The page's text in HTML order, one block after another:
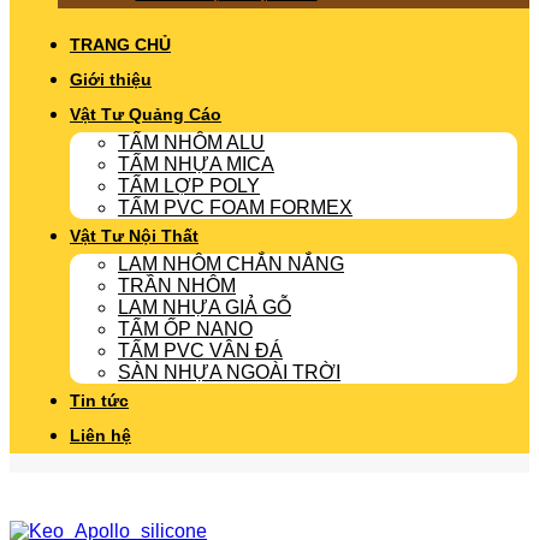
TRANG CHỦ
Giới thiệu
Vật Tư Quảng Cáo
TẤM NHÔM ALU
TẤM NHỰA MICA
TẤM LỢP POLY
TẤM PVC FOAM FORMEX
Vật Tư Nội Thất
LAM NHÔM CHẮN NẮNG
TRẦN NHÔM
LAM NHỰA GIẢ GỖ
TẤM ỐP NANO
TẤM PVC VÂN ĐÁ
SÀN NHỰA NGOÀI TRỜI
Tin tức
Liên hệ